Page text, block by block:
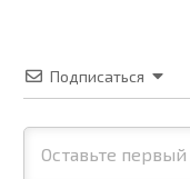
Подписаться